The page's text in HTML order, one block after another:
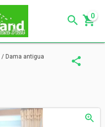
0
/ Dama antigua